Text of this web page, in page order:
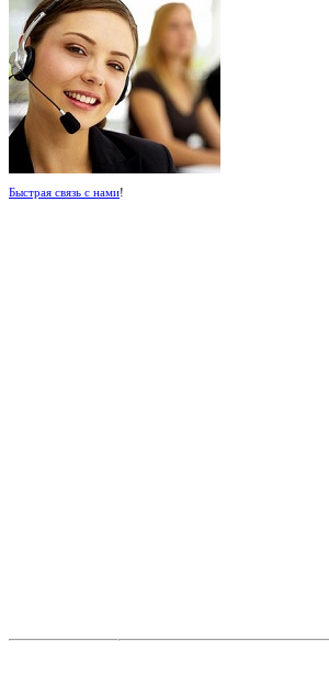
Быстрая связь с нами!